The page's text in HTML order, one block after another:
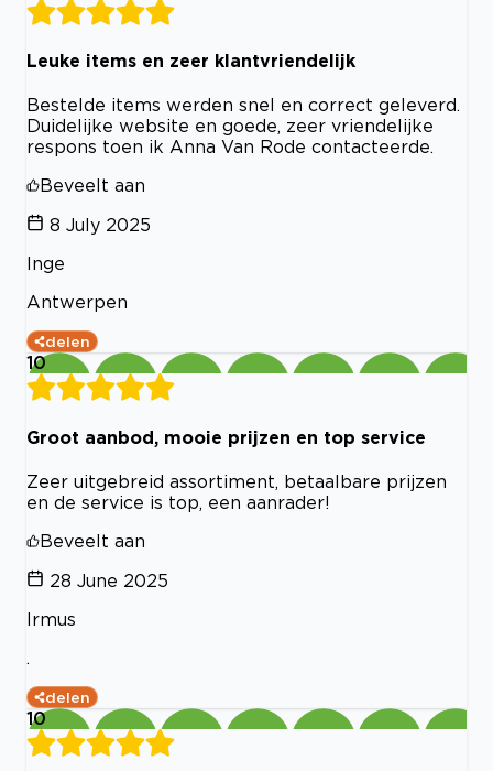
Leuke items en zeer klantvriendelijk
Bestelde items werden snel en correct geleverd.
Duidelijke website en goede, zeer vriendelijke
respons toen ik Anna Van Rode contacteerde.
Beveelt aan
8 July 2025
Inge
Antwerpen
delen
10
Groot aanbod, mooie prijzen en top service
Zeer uitgebreid assortiment, betaalbare prijzen
en de service is top, een aanrader!
Beveelt aan
28 June 2025
Irmus
.
delen
10